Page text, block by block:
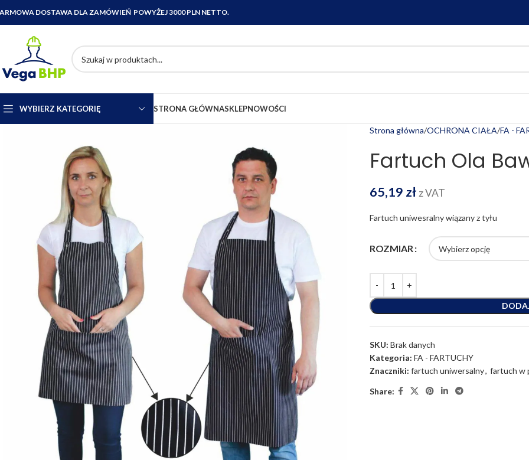
DOSTAWA DLA ZAMÓWIEŃ POWYŻEJ 3000 PLN NETTO.
WYBIERZ KATEGORIĘ STRONA GŁÓWNASKLEPNOWOŚCI
Strona główna OCHRONA CIAŁA FA -
Fartuch Ola
65,19 zł z VAT
Fartuch uniwesralny wiązany z tyłu
ROZMIAR
SKU: Brak danych
Kategoria: FA - FARTUCHY
Znaczniki: fartuch uniwersalny, fartuch w
Share: